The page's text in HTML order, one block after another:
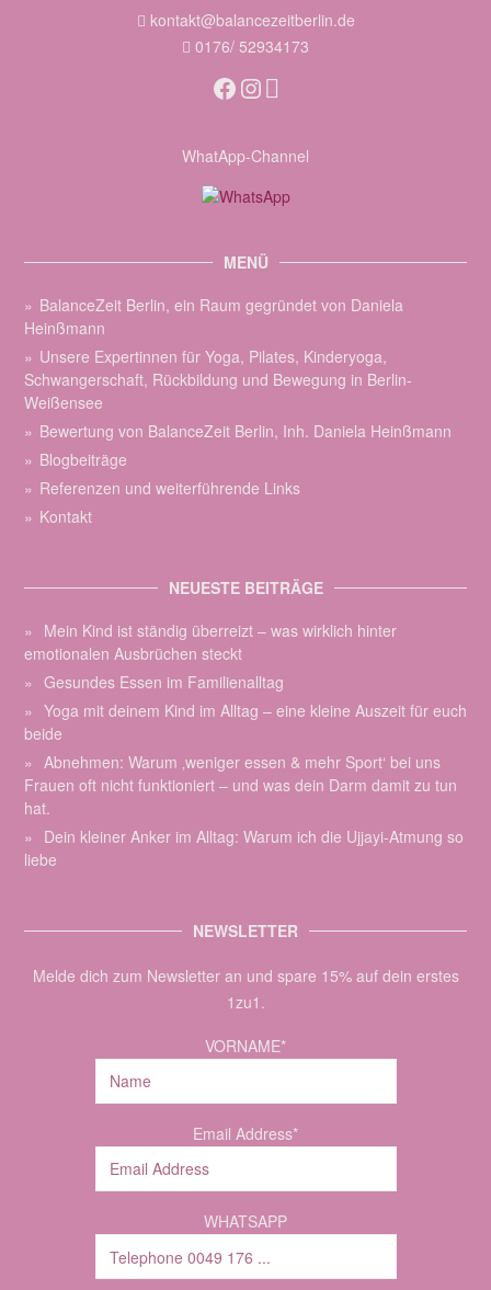
kontakt@balancezeitberlin.de
0176/ 52934173
Facebook
Instagram
WhatApp-Channel
MENÜ
BalanceZeit Berlin, ein Raum gegründet von Daniela
Heinßmann
Unsere Expertinnen für Yoga, Pilates, Kinderyoga,
Schwangerschaft, Rückbildung und Bewegung in Berlin-
Weißensee
Bewertung von BalanceZeit Berlin, Inh. Daniela Heinßmann
Blogbeiträge
Referenzen und weiterführende Links
Kontakt
NEUESTE BEITRÄGE
Mein Kind ist ständig überreizt – was wirklich hinter
emotionalen Ausbrüchen steckt
Gesundes Essen im Familienalltag
Yoga mit deinem Kind im Alltag – eine kleine Auszeit für euch
beide
Abnehmen: Warum ‚weniger essen & mehr Sport‘ bei uns
Frauen oft nicht funktioniert – und was dein Darm damit zu tun
hat.
Dein kleiner Anker im Alltag: Warum ich die Ujjayi-Atmung so
liebe
NEWSLETTER
Melde dich zum Newsletter an und spare 15% auf dein erstes
1zu1.
VORNAME*
Email Address*
WHATSAPP